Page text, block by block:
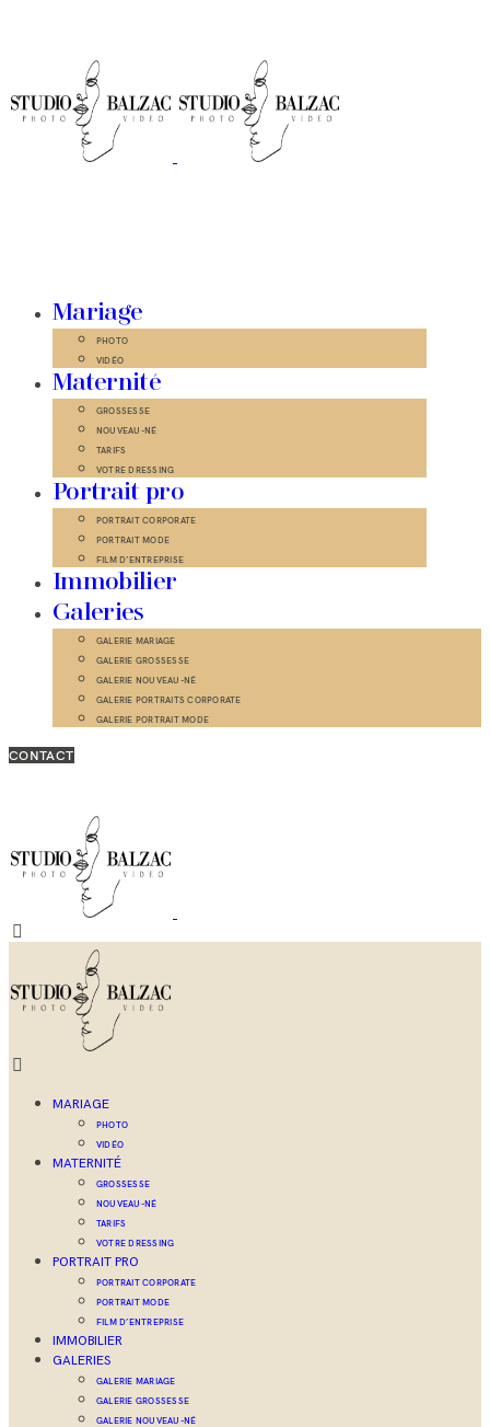
Mariage
PHOTO
VIDÉO
Maternité
GROSSESSE
NOUVEAU-NÉ
TARIFS
VOTRE DRESSING
Portrait pro
PORTRAIT CORPORATE
PORTRAIT MODE
FILM D’ENTREPRISE
Immobilier
Galeries
GALERIE MARIAGE
GALERIE GROSSESSE
GALERIE NOUVEAU-NÉ
GALERIE PORTRAITS CORPORATE
GALERIE PORTRAIT MODE
CONTACT
MARIAGE
PHOTO
VIDÉO
MATERNITÉ
GROSSESSE
NOUVEAU-NÉ
TARIFS
VOTRE DRESSING
PORTRAIT PRO
PORTRAIT CORPORATE
PORTRAIT MODE
FILM D’ENTREPRISE
IMMOBILIER
GALERIES
GALERIE MARIAGE
GALERIE GROSSESSE
GALERIE NOUVEAU-NÉ